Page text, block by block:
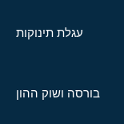
עגלת תינוקות
בורסה ושוק ההון